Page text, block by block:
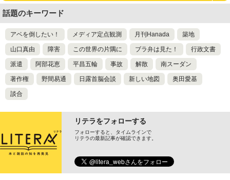
話題のキーワード
アベを倒したい！ メディア定点観測 月刊Hanada 築地
山口真由 障害 この世界の片隅に ブラ弁は見た！ 行政文書
派遣 阿部花恵 平昌五輪 事故 解散 南スーダン
著作権 野間易通 日露首脳会談 新しい地図 奥田愛基
談合
リテラをフォローする
フォローすると、タイムラインで
リテラの最新記事が確認できます。